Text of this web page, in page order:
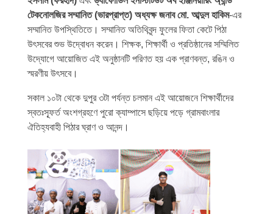
টেকনোলজির সম্মানিত (ভারপ্রাপ্ত) অধ্যক্ষ জনাব মো. আব্দুল হাকিম-এর
সম্মানিত উপস্থিতিতে। সম্মানিত অতিথিবৃন্দ ফুলের ফিতা কেটে পিঠা
উৎসবের শুভ উদ্বোধন করেন। শিক্ষক, শিক্ষার্থী ও প্রতিষ্ঠানের সম্মিলিত
উদ্যোগে আয়োজিত এই অনুষ্ঠানটি পরিণত হয় এক প্রাণবন্ত, রঙিন ও
স্মরণীয় উৎসবে।
সকাল ১০টা থেকে দুপুর ৩টা পর্যন্ত চলমান এই আয়োজনে শিক্ষার্থীদের
স্বতঃস্ফূর্ত অংশগ্রহণে পুরো ক্যাম্পাসে ছড়িয়ে পড়ে গ্রামবাংলার
ঐতিহ্যবাহী পিঠার ঘ্রাণ ও আনন্দ।